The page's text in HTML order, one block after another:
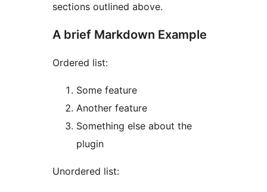
sections outlined above.
A brief Markdown Example
Ordered list:
Some feature
Another feature
Something else about the
plugin
Unordered list: